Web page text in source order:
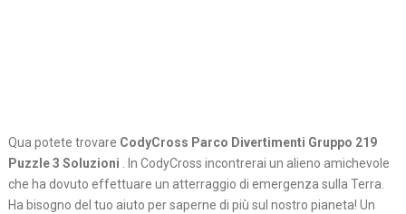
Qua potete trovare CodyCross Parco Divertimenti Gruppo 219
Puzzle 3 Soluzioni . In CodyCross incontrerai un alieno amichevole
che ha dovuto effettuare un atterraggio di emergenza sulla Terra.
Ha bisogno del tuo aiuto per saperne di più sul nostro pianeta! Un